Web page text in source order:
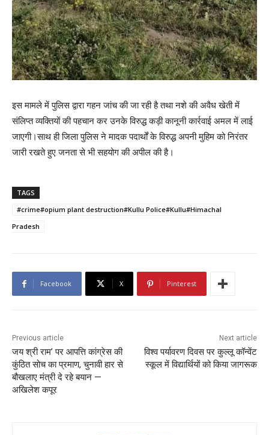
इस मामले में पुलिस द्वारा गहन जांच की जा रही है तथा नशे की अवैध खेती में
संलिप्त व्यक्तियों की पहचान कर उनके विरुद्ध कड़ी कानूनी कार्रवाई अमल में लाई
जाएगी।साथ ही जिला पुलिस ने मादक पदार्थों के विरुद्ध अपनी मुहिम को निरंतर
जारी रखते हुए जनता से भी सहयोग की अपील की है।
TAGS
#crime#opium plant destruction#Kullu Police#Kullu#Himachal
Pradesh
Facebook X Pinterest
Previous article
जय श्री राम’ पर आपत्ति कांग्रेस की
कुंठित सोच का प्रमाण, चुनावी हार से
बौखलाए मंत्री दे रहे बयान —
अखिलेश कपूर
Next article
विश्व पर्यावरण दिवस पर कुल्लू कॉन्वेंट
स्कूल में विद्यार्थियों को किया जागरूक